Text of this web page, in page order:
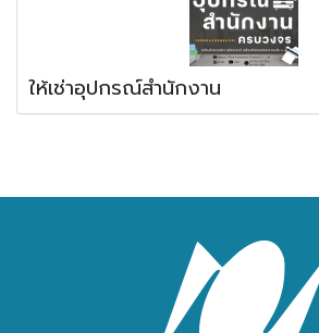
ให้เช่าอุปกรณ์สำนักงาน